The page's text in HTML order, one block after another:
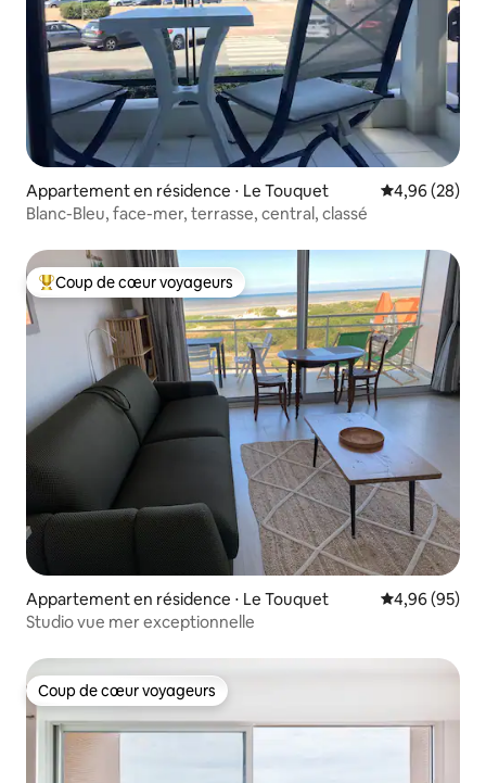
Appartement en résidence ⋅ Le Touquet Évaluation
4,96 (28)
Blanc-Bleu, face-mer, terrasse, central, classé
Coups de cœur voyageurs les plus appréciés
Coup de cœur voyageurs
Appartement en résidence ⋅ Le Touquet Évaluation
4,96 (95)
Studio vue mer exceptionnelle
Coup de cœur voyageurs
Coup de cœur voyageurs